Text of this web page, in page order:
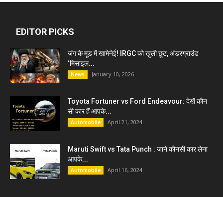
EDITOR PICKS
जंग के मूड में खामेनेई! IRGC को खुली छूट, अंडरग्राउंड
‘मिसाइल...
News January 10, 2026
Toyota Fortuner vs Ford Endeavour: देखें कौन
सी कार हैं आपके...
Automobile April 21, 2024
Maruti Swift vs Tata Punch : जाने कौनसी कार लेना
आपके...
Automobile April 16, 2024